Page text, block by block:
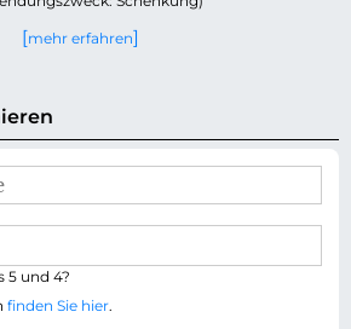
mehr erfahren
5 und 4?
finden Sie hier.